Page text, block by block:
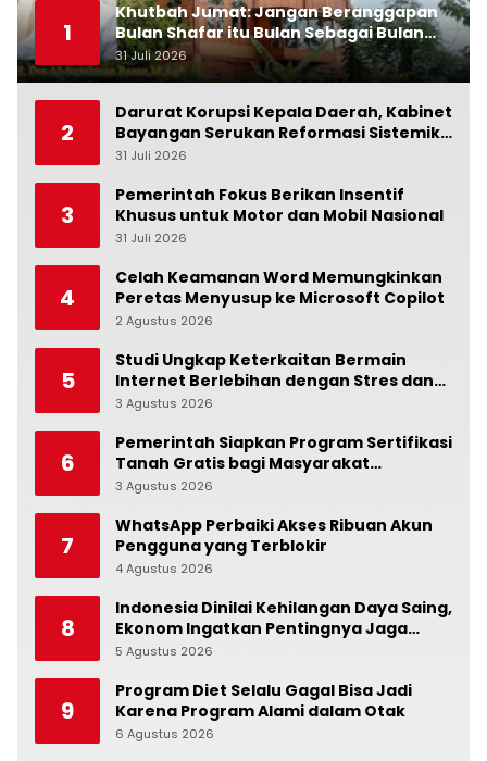
1
Khutbah Jumat: Jangan Beranggapan
Bulan Shafar itu Bulan Sebagai Bulan
Kesialan
31 Juli 2026 0
2
Darurat Korupsi Kepala Daerah, Kabinet
Bayangan Serukan Reformasi Sistemik:
Penindakan Saja Tidak Cukup!
31 Juli 2026
3
Pemerintah Fokus Berikan Insentif
Khusus untuk Motor dan Mobil Nasional
31 Juli 2026
4
Celah Keamanan Word Memungkinkan
Peretas Menyusup ke Microsoft Copilot
2 Agustus 2026
5
Studi Ungkap Keterkaitan Bermain
Internet Berlebihan dengan Stres dan
Suasana Hati
3 Agustus 2026
6
Pemerintah Siapkan Program Sertifikasi
Tanah Gratis bagi Masyarakat
Berpenghasilan Rendah
3 Agustus 2026
7
WhatsApp Perbaiki Akses Ribuan Akun
Pengguna yang Terblokir
4 Agustus 2026
8
Indonesia Dinilai Kehilangan Daya Saing,
Ekonom Ingatkan Pentingnya Jaga
Independensi Bank Indonesia
5 Agustus 2026
9
Program Diet Selalu Gagal Bisa Jadi
Karena Program Alami dalam Otak
6 Agustus 2026